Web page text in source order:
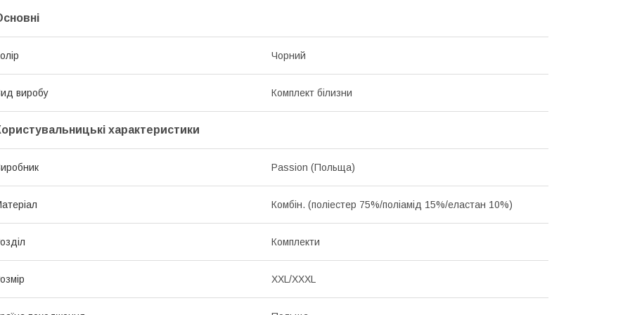
Чорний
виробу Комплект білизни
характеристики
Passion (Польща)
Комбін. (поліестер 75%/поліамід 15%/еластан 10%)
Комплекти
XXL/XXXL